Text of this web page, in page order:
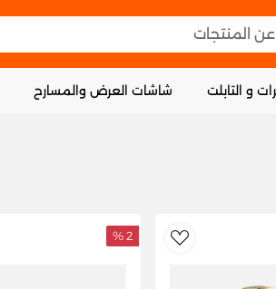
المنتجات
و التابلت شاشات العرض والمسارح
AddToWishlist
2 %